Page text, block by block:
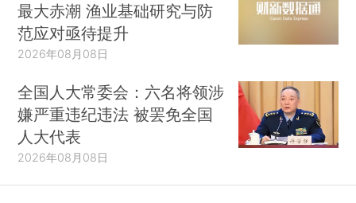
最大赤潮 渔业基础研究与防
范应对亟待提升
2026年08月08日
全国人大常委会：六名将领涉
嫌严重违纪违法 被罢免全国
人大代表
2026年08月08日